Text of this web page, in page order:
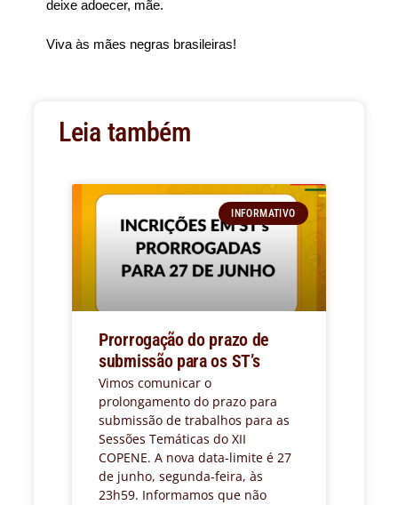
deixe adoecer, mãe.
Viva às mães negras brasileiras!
Leia também
INFORMATIVO
Prorrogação do prazo de
submissão para os ST’s
Vimos comunicar o
prolongamento do prazo para
submissão de trabalhos para as
Sessões Temáticas do XII
COPENE. A nova data-limite é 27
de junho, segunda-feira, às
23h59. Informamos que não